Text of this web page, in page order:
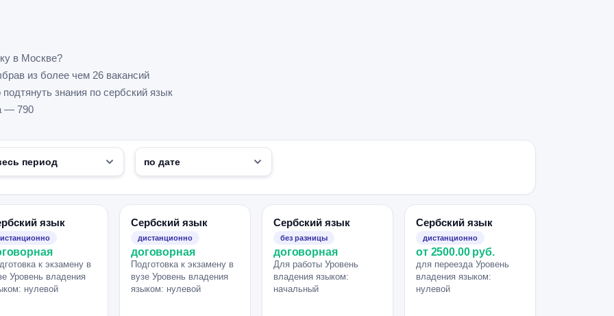
в Москве?
из более чем 26 вакансий
знания по сербский язык
— 790
язык
к экзамену в
Уровень владения
нулевой
Сербский язык
дистанционно
договорная
Подготовка к экзамену в
вузе Уровень владения
языком: нулевой
Сербский язык
без разницы
договорная
Для работы Уровень
владения языком:
начальный
Сербский язык
дистанционно
от 2500.00 руб.
для переезда Уровень
владения языком:
нулевой